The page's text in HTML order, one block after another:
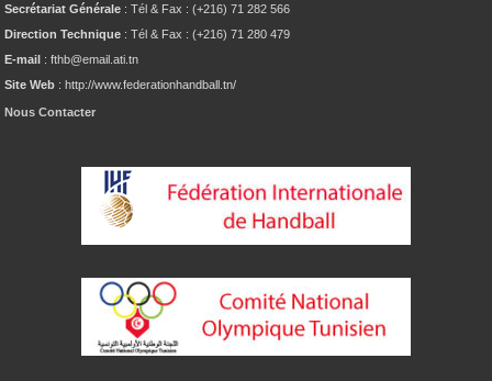
Secrétariat Générale : Tél & Fax : (+216) 71 282 566
Direction Technique : Tél & Fax : (+216) 71 280 479
E-mail : fthb@email.ati.tn
Site Web : http://www.federationhandball.tn/
Nous Contacter